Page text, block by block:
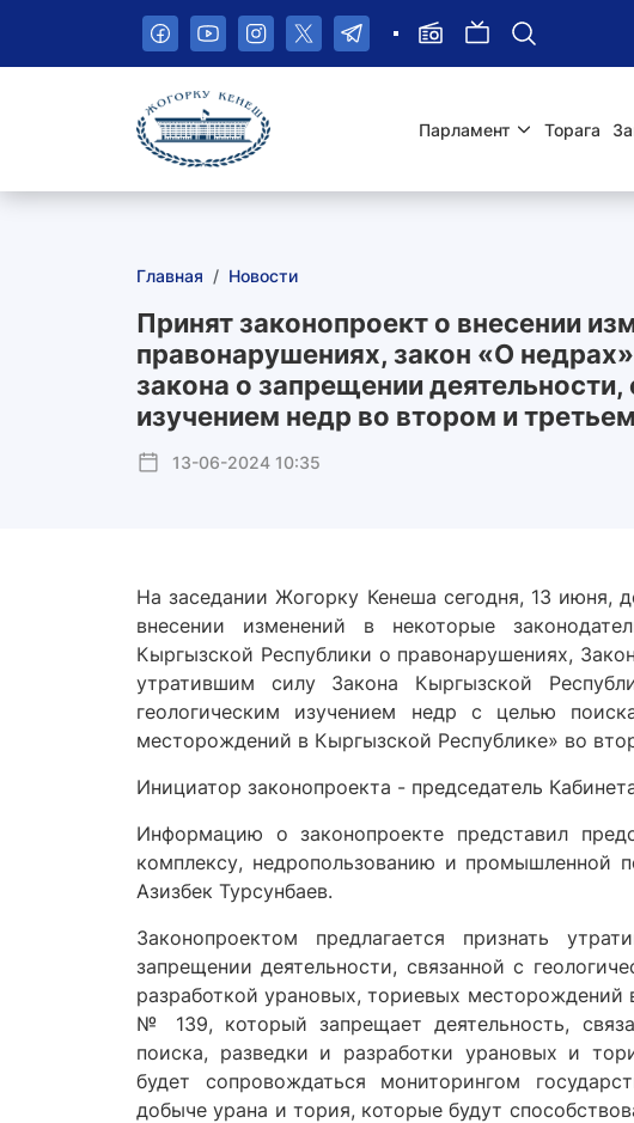
Пропустить
навигационное
Парламент Торага
Главная Новости
Принят законопроект о внесении
правонарушениях, закон «О
закона о запрещении деятельности,
изучением недр во втором и
13-06-2024 10:35
На заседании Жогорку Кенеша сегодня, 13 июня,
внесении изменений в некоторые
Кыргызской Республики о правонарушениях,
утратившим силу Закона Кыргызской
геологическим изучением недр с целью
месторождений в Кыргызской Республике» во
Инициатор законопроекта - председатель
Информацию о законопроекте представил
комплексу, недропользованию и промышленной
Азизбек Турсунбаев.
Законопроектом предлагается признать
запрещении деятельности, связанной с
разработкой урановых, ториевых месторождений
№ 139, который запрещает деятельность,
поиска, разведки и разработки урановых и
будет сопровождаться мониторингом
добыче урана и тория, которые будут